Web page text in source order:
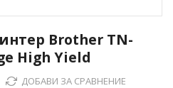
Brother TN-
High Yield
ДОБАВИ ЗА СРАВНЕНИЕ